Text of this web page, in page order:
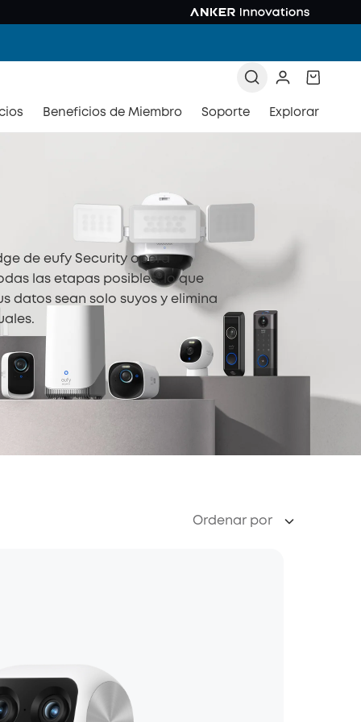
Beneficios de Miembro Soporte Explorar
de eufy Security opera
las etapas posibles, lo que
datos sean solo suyos y elimina
Ordenar por